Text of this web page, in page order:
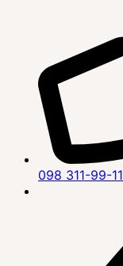
098 311-99-11